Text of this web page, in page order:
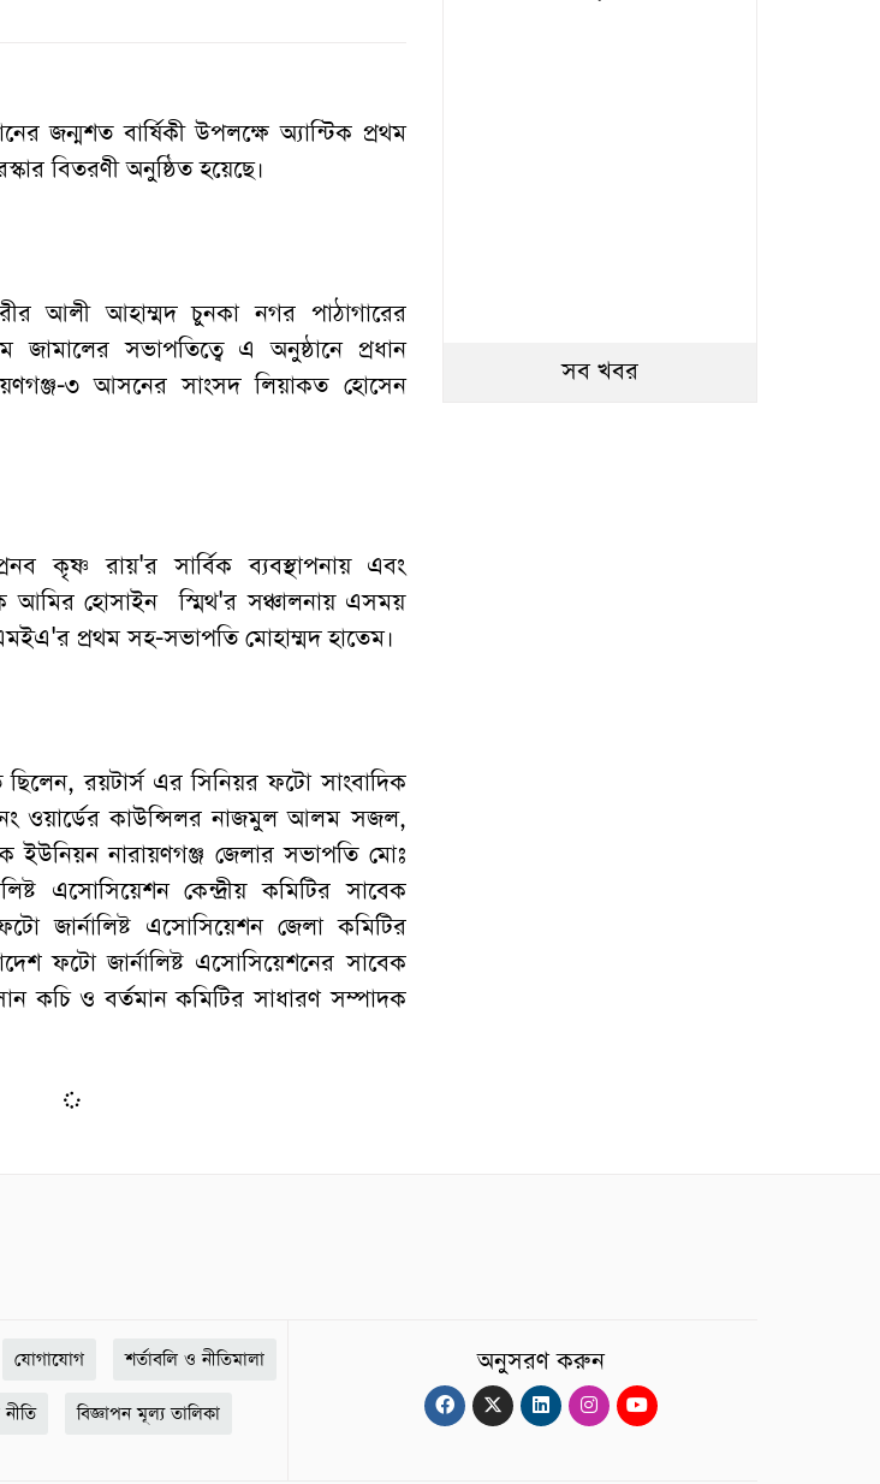
জন্মশত বার্ষিকী উপলক্ষে অ্যান্টিক প্রথম
বিতরণী অনুষ্ঠিত হয়েছে।
আলী আহাম্মদ চুনকা নগর পাঠাগারের
জামালের সভাপতিত্বে এ অনুষ্ঠানে প্রধান
৩ আসনের সাংসদ লিয়াকত হোসেন
কৃষ্ণ রায়'র সার্বিক ব্যবস্থাপনায় এবং
আমির হোসাইন স্মিথ'র সঞ্চালনায় এসময়
প্রথম সহ-সভাপতি মোহাম্মদ হাতেম।
রয়টার্স এর সিনিয়র ফটো সাংবাদিক
ওয়ার্ডের কাউন্সিলর নাজমুল আলম সজল,
ইউনিয়ন নারায়ণগঞ্জ জেলার সভাপতি মোঃ
এসোসিয়েশন কেন্দ্রীয় কমিটির সাবেক
জার্নালিষ্ট এসোসিয়েশন জেলা কমিটির
ফটো জার্নালিষ্ট এসোসিয়েশনের সাবেক
কচি ও বর্তমান কমিটির সাধারণ সম্পাদক
সব খবর
যোগাযোগ শর্তাবলি ও নীতিমালা
বিজ্ঞাপন মূল্য তালিকা
অনুসরণ করুন